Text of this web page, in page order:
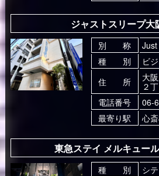
ジャストスリープ大
別 称
種 別
ビ
住 所
大
２
電話番号
06-
最寄り駅
心
東急ステイ メルキュー
種 別
シ